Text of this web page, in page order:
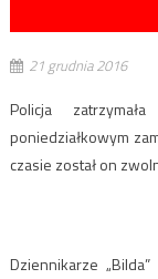
21 grudnia 2016
Policja
poniedziałkowym
czasie został on
Dziennikarze